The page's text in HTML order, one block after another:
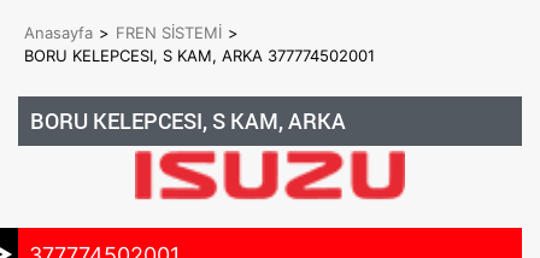
Anasayfa > FREN SİSTEMİ >
BORU KELEPCESI, S KAM, ARKA 377774502001
BORU KELEPCESI, S KAM, ARKA